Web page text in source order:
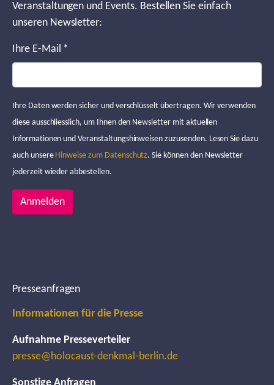
Veranstaltungen und Events. Bestellen Sie einfach
unseren Newsletter:
Ihre E-Mail *
Ihre Daten werden sicher und verschlüsselt übertragen. Wir verwenden
diese ausschliesslich, um Ihnen den Newsletter mit aktuellen
Informationen und Veranstaltungshinweisen zuzusenden. Lesen Sie dazu
auch unsere Hinweise zum Datenschutz. Sie können den Newsletter
jederzeit wieder abbestellen.
Anmelden
Presseanfragen
Informationen für die Presse
Aufnahme Presseverteiler
presse@holocaust-denkmal-berlin.de